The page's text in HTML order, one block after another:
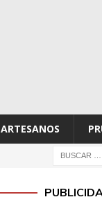
ARTESANOS